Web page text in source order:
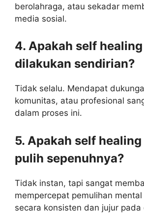
berolahraga, atau sekadar
media sosial.
4. Apakah self
dilakukan sendirian?
Tidak selalu. Mendapat
komunitas, atau profesional
dalam proses ini.
5. Apakah self
pulih sepenuhnya?
Tidak instan, tapi sangat
mempercepat pemulihan
secara konsisten dan jujur pada